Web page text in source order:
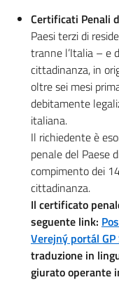
Certificati Penali
Paesi terzi di
tranne l’Italia – e
cittadinanza, in
oltre sei mesi
debitamente
italiana.
Il richiedente è
penale del Paese
compimento dei
cittadinanza.
Il certificato
seguente link:
Verejný portál GP
traduzione in
giuratooperante